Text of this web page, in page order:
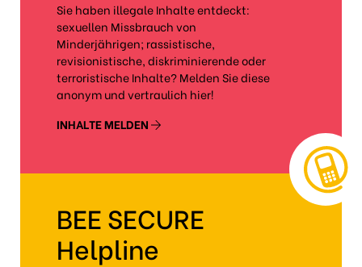
Sie haben illegale Inhalte entdeckt:
sexuellen Missbrauch von
Minderjährigen; rassistische,
revisionistische, diskriminierende oder
terroristische Inhalte? Melden Sie diese
anonym und vertraulich hier!
INHALTE MELDEN
BEE SECURE
Helpline